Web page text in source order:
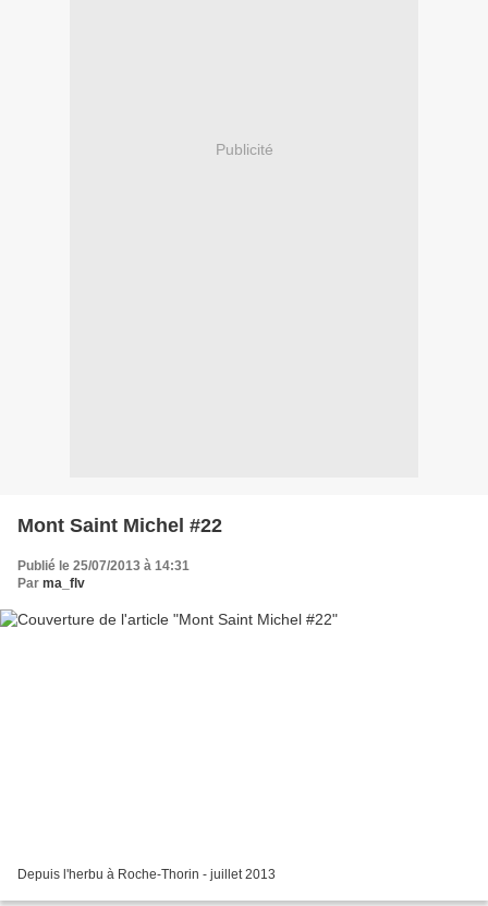
Publicité
Mont Saint Michel #22
Publié le 25/07/2013 à 14:31
Par ma_flv
Depuis l'herbu à Roche-Thorin - juillet 2013